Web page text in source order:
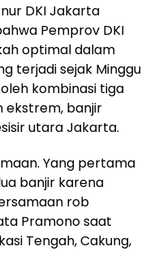
DKI Jakarta
Pemprov DKI
optimal dalam
terjadi sejak Minggu
kombinasi tiga
ekstrem, banjir
utara Jakarta.
Yang pertama
banjir karena
rob
Pramono saat
Tengah, Cakung,